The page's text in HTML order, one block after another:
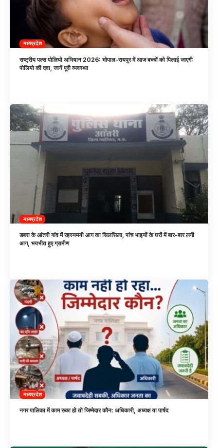
मध्यप्रदेश
राष्ट्रीय पल्स पोलियो अभियान 2026: भोपाल-रायपुर में आज बच्चों को पिलाई जाएगी
पोलियो की दवा, जानें पूरी व्यवस्था
मध्यप्रदेश
डबरा के आंतरी गांव में रहस्यमयी आग का सिलसिला, पांच भाइयों के घरों में बार-बार लगी
आग, भयभीत हुए ग्रामीण
मध्यप्रदेश
नगर पालिका में काम रुका हो तो जिम्मेदार कौन: अधिकारी, अध्यक्ष या पार्षद